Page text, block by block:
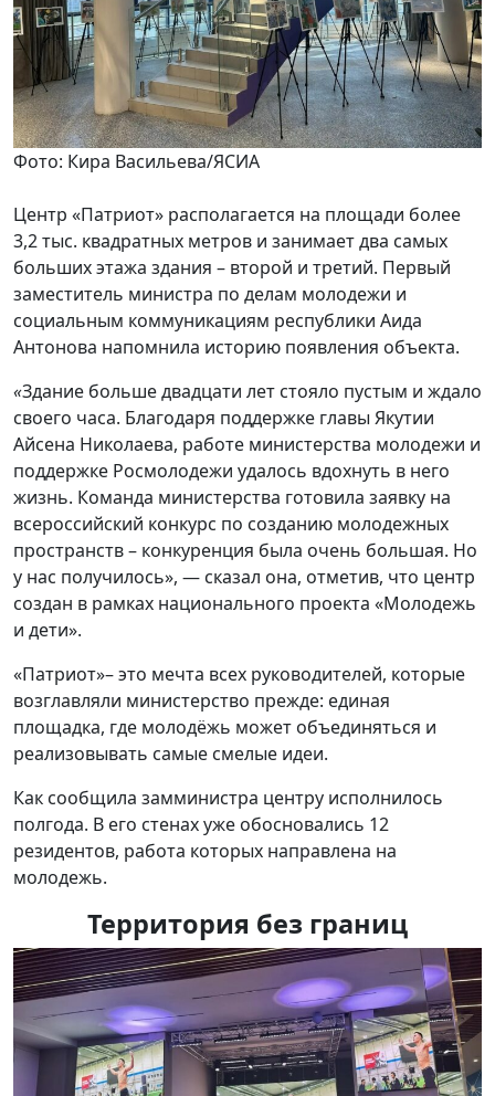
Фото: Кира Васильева/ЯСИА
Центр «Патриот» располагается на площади более
3,2 тыс. квадратных метров и занимает два самых
больших этажа здания – второй и третий. Первый
заместитель министра по делам молодежи и
социальным коммуникациям республики Аида
Антонова напомнила историю появления объекта.
«Здание больше двадцати лет стояло пустым и ждало
своего часа. Благодаря поддержке главы Якутии
Айсена Николаева, работе министерства молодежи и
поддержке Росмолодежи удалось вдохнуть в него
жизнь. Команда министерства готовила заявку на
всероссийский конкурс по созданию молодежных
пространств – конкуренция была очень большая. Но
у нас получилось», — сказал она, отметив, что центр
создан в рамках национального проекта «Молодежь
и дети».
«Патриот»– это мечта всех руководителей, которые
возглавляли министерство прежде: единая
площадка, где молодёжь может объединяться и
реализовывать самые смелые идеи.
Как сообщила замминистра центру исполнилось
полгода. В его стенах уже обосновались 12
резидентов, работа которых направлена на
молодежь.
Территория без границ